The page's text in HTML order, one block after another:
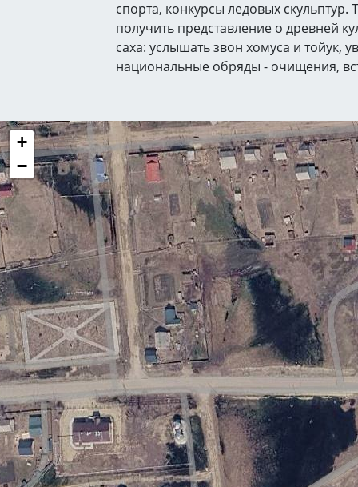
спорта, конкурсы ледовых скульптур.
получить представление о древней
саха: услышать звон хомуса и тойук,
национальные обряды - очищения,
+
−